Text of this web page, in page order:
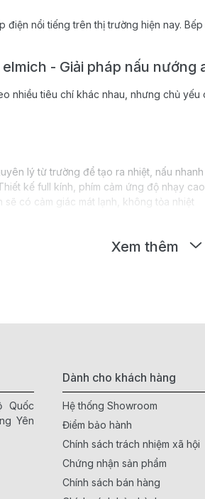
điện nổi tiếng trên thị trường hiện nay.
elmich - Giải pháp nấu
nhiều tiêu chí khác nhau, nhưng chủ
lý từ trường để tạo ra nhiệt, nấu
kế full kính, phím cảm ứng độ nhạy
có cảm giác mát lạnh, không tỏa nhiệt
nguyên lý bức xạ hồng ngoại để tạo ra
sử dụng, phù hợp với người dùng thích
ngoại elmich là:
Xem thêm
Quốc
Yên
Dành cho khách hàng
Hệ thống Showroom
Điểm bảo hành
Chính sách trách nhiệm xã hội
Chứng nhận sản phẩm
Chính sách bán hàng